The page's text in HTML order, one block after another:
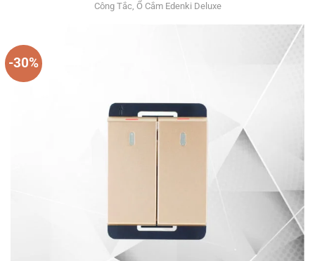
Công Tắc, Ổ Cắm Edenki Deluxe
-30%